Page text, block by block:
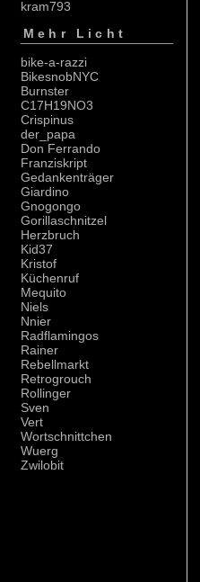
kram793
Mehr Licht
bike-a-razzi
BikesnobNYC
Burnster
C17H19NO3
Crispinus
der_papa
Don Ferrando
Franziskript
Gedankenträger
Giardino
Gnogongo
Gorillaschnitzel
Herzbruch
Kid37
Kristof
Küchenruf
Mequito
Niels
Nnier
Radflamingos
Rainer
Rebellmarkt
Retrogrouch
Rollinger
Sven
Vert
Wortschnittchen
Wuerg
Zwilobit